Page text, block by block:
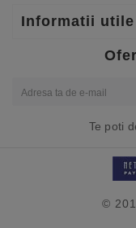
Informatii utile
Te poti
©